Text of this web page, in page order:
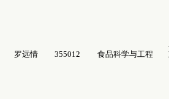
罗远情 355012 食品科学与工程